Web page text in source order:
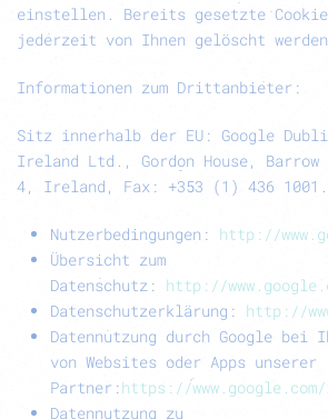
einstellen. Bereits gesetzte
jederzeit von Ihnen gelöscht
Informationen zum Drittanbieter:
Sitz innerhalb der EU: Google
Ireland Ltd., Gordon House,
4, Ireland, Fax: +353 (1) 436 1001.
Nutzerbedingungen: http://
Übersicht zum
Datenschutz: http://
Datenschutzerklärung: http://
Datennutzung durch Google bei
von Websites oder Apps unserer
Partner:https://
Datennutzung zu